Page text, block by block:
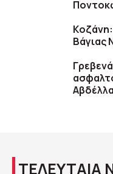
Βάγιας
Αβδέλλα
ΤΕΛΕΥΤΑΙΑ